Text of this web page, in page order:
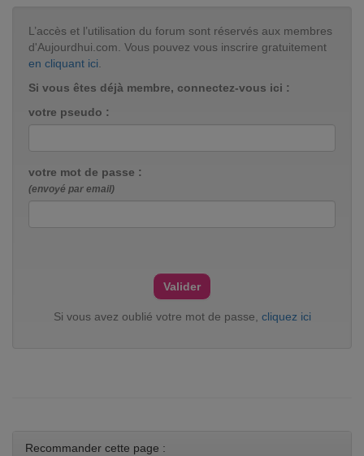
L’accès et l’utilisation du forum sont réservés aux membres
d'Aujourdhui.com. Vous pouvez vous inscrire gratuitement
en cliquant ici
Si vous êtes déjà membre, connectez-vous ici :
votre pseudo :
votre mot de passe :
(envoyé par email)
Si vous avez oublié votre mot de passe, cliquez ici
Recommander cette page :